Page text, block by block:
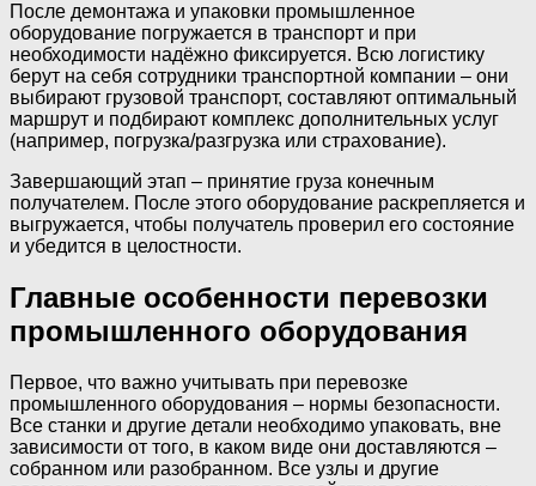
После демонтажа и упаковки промышленное
оборудование погружается в транспорт и при
необходимости надёжно фиксируется. Всю логистику
берут на себя сотрудники транспортной компании – они
выбирают грузовой транспорт, составляют оптимальный
маршрут и подбирают комплекс дополнительных услуг
(например, погрузка/разгрузка или страхование).
Завершающий этап – принятие груза конечным
получателем. После этого оборудование раскрепляется и
выгружается, чтобы получатель проверил его состояние
и убедится в целостности.
Главные особенности перевозки
промышленного оборудования
Первое, что важно учитывать при перевозке
промышленного оборудования – нормы безопасности.
Все станки и другие детали необходимо упаковать, вне
зависимости от того, в каком виде они доставляются –
собранном или разобранном. Все узлы и другие